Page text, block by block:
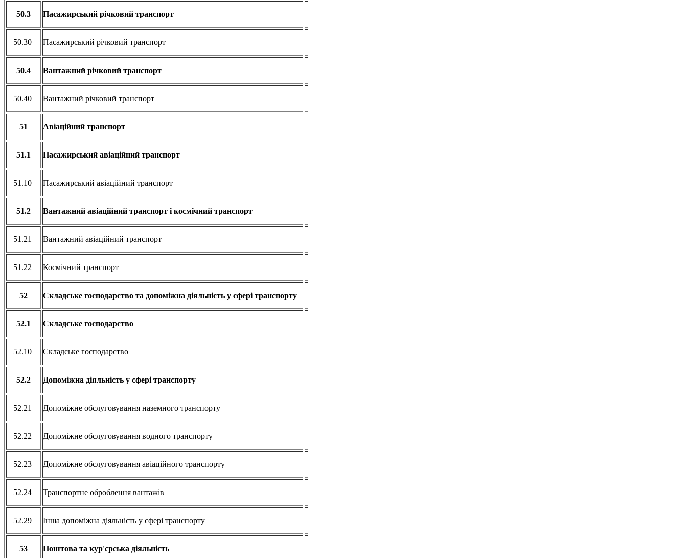
50.3 Пасажирський річковий транспорт
50.30 Пасажирський річковий транспорт
50.4 Вантажний річковий транспорт
50.40 Вантажний річковий транспорт
51 Авіаційний транспорт
51.1 Пасажирський авіаційний транспорт
51.10 Пасажирський авіаційний транспорт
51.2 Вантажний авіаційний транспорт і космічний транспорт
51.21 Вантажний авіаційний транспорт
51.22 Космічний транспорт
52 Складське господарство та допоміжна діяльність у сфері транспорту
52.1 Складське господарство
52.10 Складське господарство
52.2 Допоміжна діяльність у сфері транспорту
52.21 Допоміжне обслуговування наземного транспорту
52.22 Допоміжне обслуговування водного транспорту
52.23 Допоміжне обслуговування авіаційного транспорту
52.24 Транспортне оброблення вантажів
52.29 Інша допоміжна діяльність у сфері транспорту
53 Поштова та кур'єрська діяльність